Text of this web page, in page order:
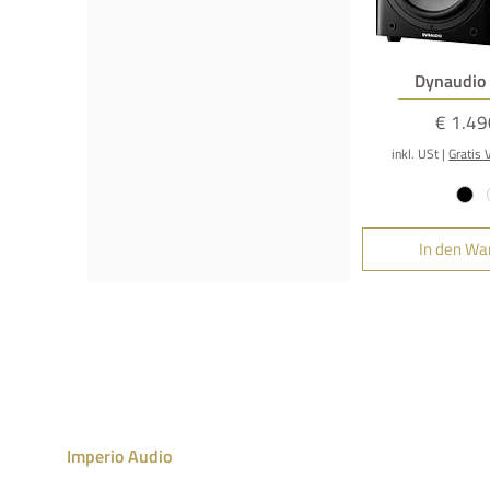
Preis
€
inkl. USt |Gratis
In den
Imperio Audio